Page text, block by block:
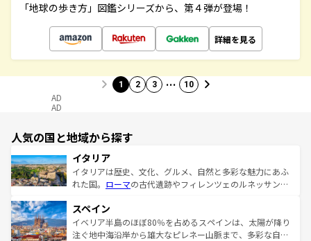
「地球の歩き方」図鑑シリーズから、第４弾が登場！
詳細を見る
1 2 3 … 10
AD
AD
人気の国と地域から探す
イタリア
イタリアは歴史、文化、グルメ、自然と多彩な魅力にあふ
れた国。 ローマの古代遺跡やフィレンツェのルネッサンス
ろん、トスカーナの美しい田園風景やアマルフィ海岸の絶
景など、自然景観も見逃せない。観光の合間には、本場の
ピザやパスタなど、絶品のイタリア料理を堪能することも
スペイン
イベリア半島のほぼ80％を占めるスペインは、太陽が降り
注ぐ地中海沿岸から雄大なピレネー山脈まで、多彩な自然